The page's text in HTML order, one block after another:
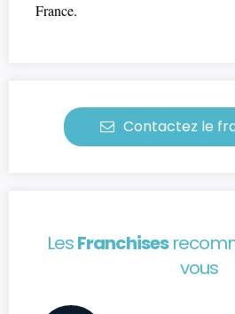
France.
Contactez le
LesFranchises
vous